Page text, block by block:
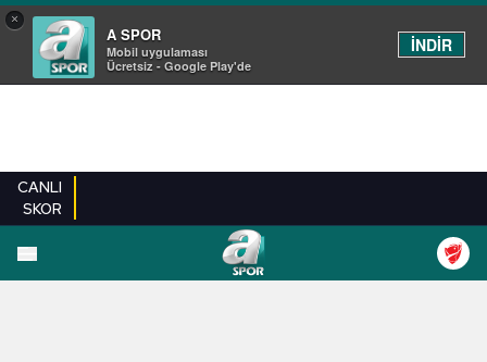
×
A SPOR
Mobil uygulaması
Ücretsiz - Google Play'de
İNDİR
CANLI
SKOR